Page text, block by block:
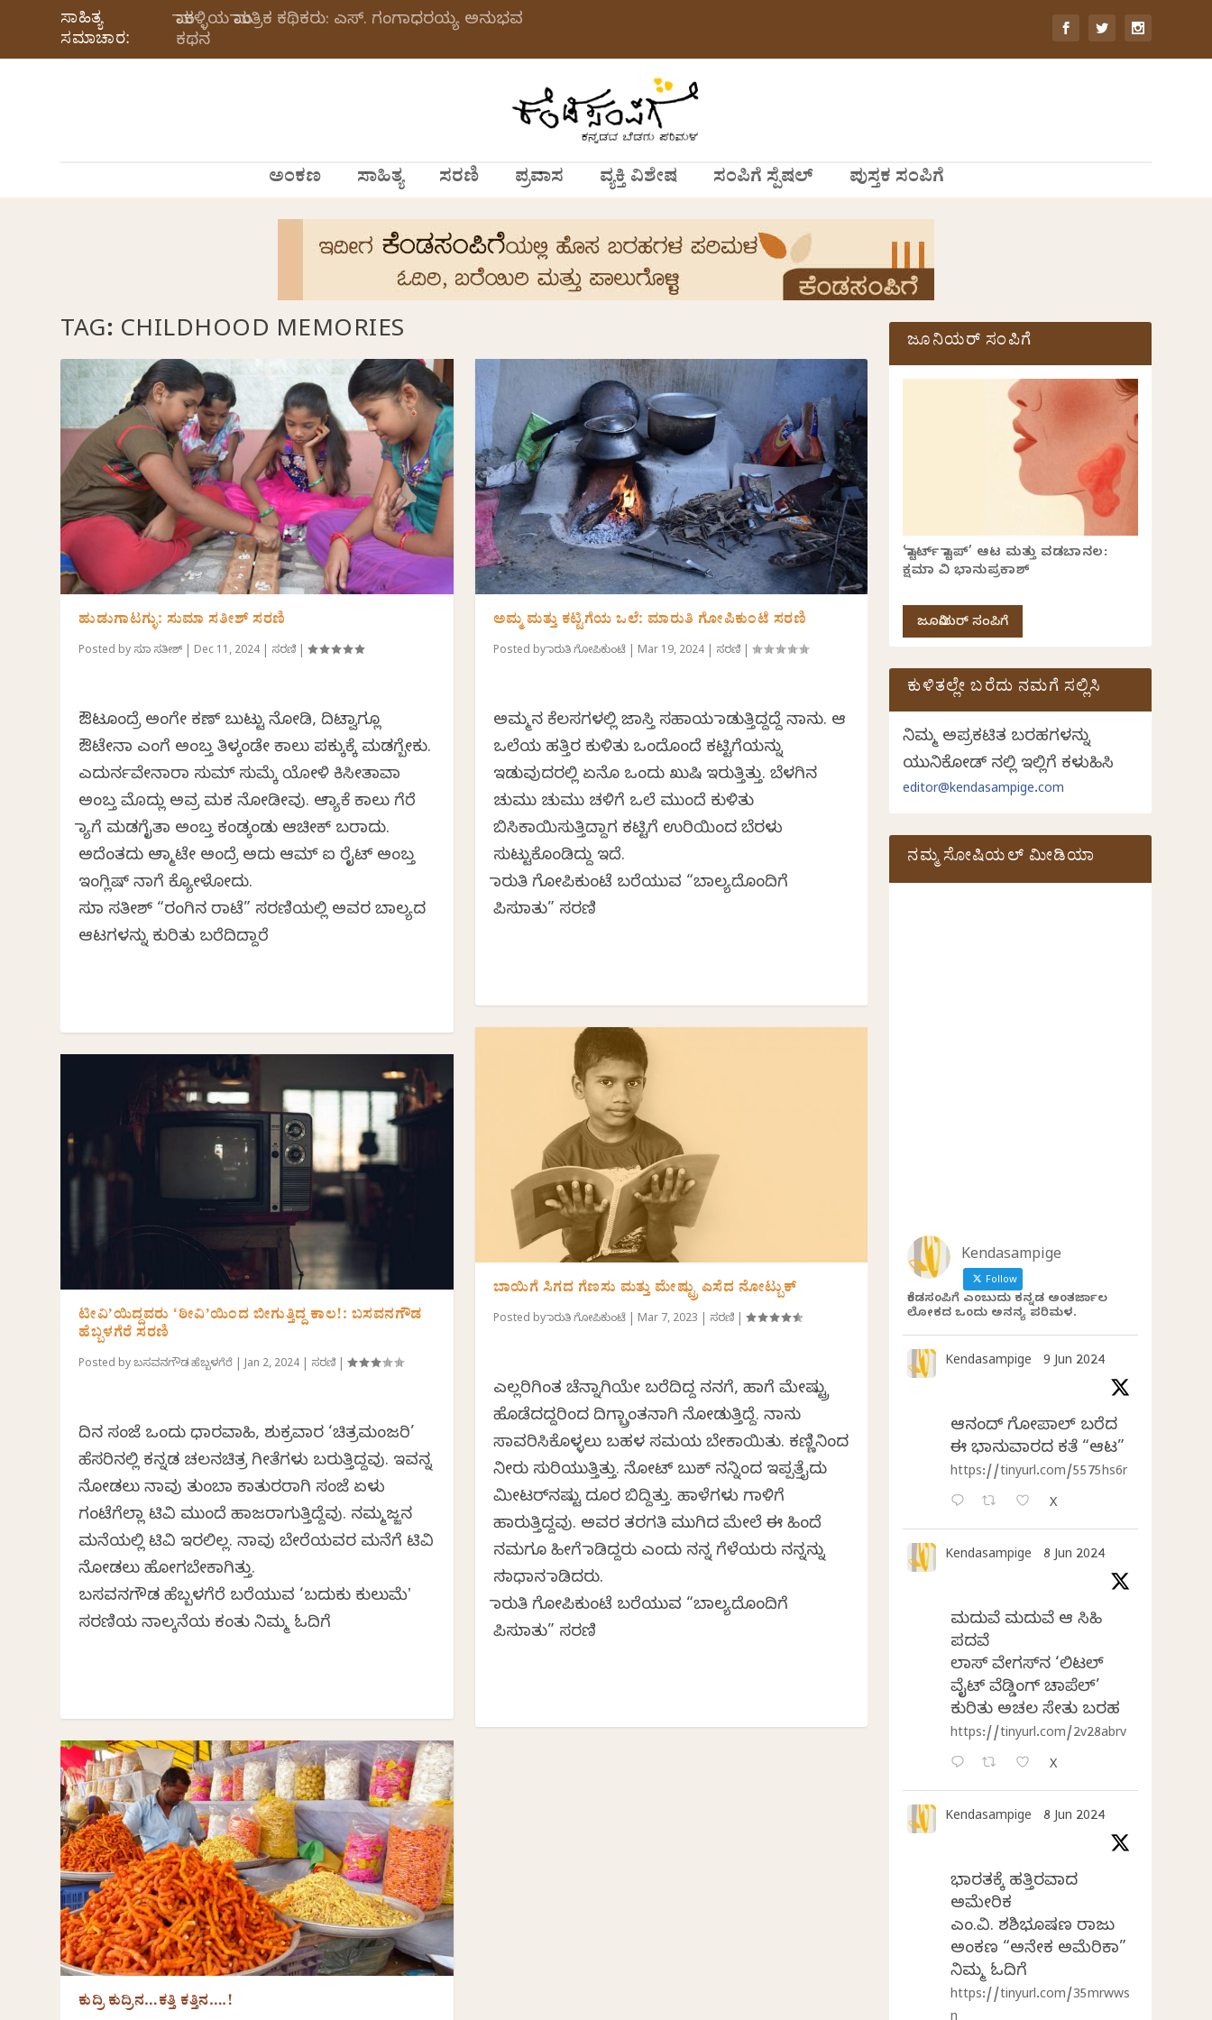
ಸಾಹಿತ್ಯ
ಸಮಾಚಾರ:
ಮಾಕಳ್ಳಿಯ ಮಾಂತ್ರಿಕ ಕಥಿಕರು: ಎಸ್. ಗಂಗಾಧರಯ್ಯ ಅನುಭವ
ಕಥನ
ಅಂಕಣ ಸಾಹಿತ್ಯ ಸರಣಿ ಪ್ರವಾಸ ವ್ಯಕ್ತಿ ವಿಶೇಷ ಸಂಪಿಗೆ ಸ್ಪೆಷಲ್ ಪುಸ್ತಕ ಸಂಪಿಗೆ
TAG: CHILDHOOD MEMORIES
ಹುಡುಗಾಟಗ್ಳು: ಸುಮಾ ಸತೀಶ್ ಸರಣಿ
Posted by ಸುಮಾ ಸತೀಶ್ Dec 11, 2024 ಸರಣಿ |
ಔಟೂಂದ್ರೆ ಅಂಗೇ ಕಣ್‌ ಬುಟ್ಟು ನೋಡಿ, ದಿಟ್ವಾಗ್ಲೂ
ಔಟೇನಾ‌ ಎಂಗೆ ಅಂಬ್ತ ತಿಳ್ಕಂಡೇ ಕಾಲು ‌ಪಕ್ಕುಕ್ಕೆ‌ ಮಡಗ್ಬೇಕು.
ಎದುರ್ನವೇನಾರಾ ಸುಮ್ ಸುಮ್ಕೆ ಯೋಳಿ ಕಿಸೀತಾವಾ
ಅಂಬ್ತ ಮೊದ್ಲು ಅವ್ರ ಮಕ ನೋಡೀವು. ಆಮ್ಯಾಕೆ ಕಾಲು ಗೆರೆ‌
ಮ್ಯಾಗೆ ಮಡಗೈತಾ ಅಂಬ್ತ ಕಂಡ್ಕಂಡು ಆಚೀಕ್ ಬರಾದು.
ಅದೆಂತದು ಅಮ್ಮಾಟೇ‌ ಅಂದ್ರೆ ಅದು ಆಮ್‌ ಐ ರೈಟ್ ಅಂಬ್ತ
ಇಂಗ್ಲಿಷ್ ‌ನಾಗೆ ಕ್ಯೋಳೋದು.
ಸುಮಾ ಸತೀಶ್ “ರಂಗಿನ ರಾಟೆ” ಸರಣಿಯಲ್ಲಿ ಅವರ ಬಾಲ್ಯದ
ಆಟಗಳನ್ನು ಕುರಿತು ಬರೆದಿದ್ದಾರೆ
ಟೀವಿ’ಯಿದ್ದವರು ‘ಠೀವಿ’ಯಿಂದ ಬೀಗುತ್ತಿದ್ದ ಕಾಲ!: ಬಸವನಗೌಡ
ಹೆಬ್ಬಳಗೆರೆ ಸರಣಿ
Posted byಬಸವನಗೌಡ ಹೆಬ್ಬಳಗೆರೆ |Jan 2, 2024 ಸರಣಿ |
ದಿನ ಸಂಜೆ ಒಂದು‌ ಧಾರವಾಹಿ, ಶುಕ್ರವಾರ ‘ಚಿತ್ರಮಂಜರಿ’
ಹೆಸರಿನಲ್ಲಿ‌ ಕನ್ನಡ ಚಲನಚಿತ್ರ ಗೀತೆಗಳು ಬರುತ್ತಿದ್ದವು. ಇವನ್ನ
ನೋಡಲು ನಾವು ತುಂಬಾ ಕಾತುರರಾಗಿ ಸಂಜೆ ಏಳು
ಗಂಟೆಗೆಲ್ಲಾ ಟಿವಿ ಮುಂದೆ ಹಾಜರಾಗುತ್ತಿದ್ದೆವು. ನಮ್ಮಜ್ಜನ
ಮನೆಯಲ್ಲಿ ಟಿವಿ ಇರಲಿಲ್ಲ. ನಾವು ಬೇರೆಯವರ ಮನೆಗೆ ಟಿವಿ‌
ನೋಡಲು ಹೋಗಬೇಕಾಗಿತ್ತು.
ಬಸವನಗೌಡ ಹೆಬ್ಬಳಗೆರೆ ಬರೆಯುವ ‘ಬದುಕು ಕುಲುಮೆʼ
ಸರಣಿಯ ನಾಲ್ಕನೆಯ ಕಂತು ನಿಮ್ಮ ಓದಿಗೆ
ಕುದ್ರಿ ಕುದ್ರಿನ…ಕತ್ತಿ ಕತ್ತಿನ….!
ಅಮ್ಮ ಮತ್ತು ಕಟ್ಟಿಗೆಯ ಒಲೆ: ಮಾರುತಿ ಗೋಪಿಕುಂಟೆ ಸರಣಿ
Posted byಮಾರುತಿ ಗೋಪಿಕುಂಟೆ| Mar 19, 2024| ಸರಣಿ|
ಅಮ್ಮನ ಕೆಲಸಗಳಲ್ಲಿ ಜಾಸ್ತಿ ಸಹಾಯ ಮಾಡುತ್ತಿದ್ದದ್ದೆ ನಾನು. ಆ
ಒಲೆಯ ಹತ್ತಿರ ಕುಳಿತು ಒಂದೊಂದೆ ಕಟ್ಟಿಗೆಯನ್ನು
ಇಡುವುದರಲ್ಲಿ ಏನೊ ಒಂದು ಖುಷಿ ಇರುತ್ತಿತ್ತು. ಬೆಳಗಿನ
ಚುಮು ಚುಮು ಚಳಿಗೆ ಒಲೆ ಮುಂದೆ ಕುಳಿತು
ಬಿಸಿಕಾಯಿಸುತ್ತಿದ್ದಾಗ ಕಟ್ಟಿಗೆ ಉರಿಯಿಂದ ಬೆರಳು
ಸುಟ್ಟುಕೊಂಡಿದ್ದು ಇದೆ.
ಮಾರುತಿ ಗೋಪಿಕುಂಟೆ ಬರೆಯುವ “ಬಾಲ್ಯದೊಂದಿಗೆ
ಪಿಸುಮಾತು” ಸರಣಿ
ಬಾಯಿಗೆ ಸಿಗದ ಗೆಣಸು ಮತ್ತು ಮೇಷ್ಟ್ರು ಎಸೆದ ನೋಟ್ಬುಕ್
Posted byಮಾರುತಿ ಗೋಪಿಕುಂಟೆ| Mar 7, 2023 ಸರಣಿ|
ಎಲ್ಲರಿಗಿಂತ ಚೆನ್ನಾಗಿಯೇ ಬರೆದಿದ್ದ ನನಗೆ, ಹಾಗೆ ಮೇಷ್ಟ್ರು
ಹೊಡೆದದ್ದರಿಂದ ದಿಗ್ಬ್ರಾಂತನಾಗಿ ನೋಡುತ್ತಿದ್ದೆ. ನಾನು
ಸಾವರಿಸಿಕೊಳ್ಳಲು ಬಹಳ ಸಮಯ ಬೇಕಾಯಿತು. ಕಣ್ಣಿನಿಂದ
ನೀರು ಸುರಿಯುತ್ತಿತ್ತು. ನೋಟ್ ಬುಕ್ ನನ್ನಿಂದ ಇಪ್ಪತ್ತೈದು
ಮೀಟರ್‌ನಷ್ಟು ದೂರ ಬಿದ್ದಿತ್ತು. ಹಾಳೆಗಳು ಗಾಳಿಗೆ
ಹಾರುತ್ತಿದ್ದವು. ಅವರ ತರಗತಿ ಮುಗಿದ ಮೇಲೆ ಈ ಹಿಂದೆ
ನಮಗೂ ಹೀಗೆ ಮಾಡಿದ್ದರು ಎಂದು ನನ್ನ ಗೆಳೆಯರು ನನ್ನನ್ನು
ಸಮಾಧಾನ ಮಾಡಿದರು.
ಮಾರುತಿ ಗೋಪಿಕುಂಟೆ ಬರೆಯುವ “ಬಾಲ್ಯದೊಂದಿಗೆ
ಪಿಸುಮಾತು” ಸರಣಿ
ಜೂನಿಯರ್ ಸಂಪಿಗೆ
‘ಸ್ಟಾರ್ಟ್ ಸ್ಟಾಪ್’ ಆಟ ಮತ್ತು ವಡಬಾನಲ:
ಕ್ಷಮಾ ವಿ ಭಾನುಪ್ರಕಾಶ್
ಜೂನಿಯರ್ ಸಂಪಿಗೆ
ಕುಳಿತಲ್ಲೇ ಬರೆದು ನಮಗೆ ಸಲ್ಲಿಸಿ
ನಿಮ್ಮ ಅಪ್ರಕಟಿತ ಬರಹಗಳನ್ನು
ಯುನಿಕೋಡ್ ನಲ್ಲಿ ಇಲ್ಲಿಗೆ ಕಳುಹಿಸಿ
editor@kendasampige.com
ನಮ್ಮ ಸೋಷಿಯಲ್‌ ಮೀಡಿಯಾ
Kendasampige
Follow
ಕೆಂಡಸಂಪಿಗೆ ಎಂಬುದು ಕನ್ನಡ ಅಂತರ್ಜಾಲ
ಲೋಕದ ಒಂದು ಅನನ್ಯ ಪರಿಮಳ.
Kendasampige 9 Jun 2024
ಆನಂದ್‌ ಗೋಪಾಲ್‌ ಬರೆದ
ಈ ಭಾನುವಾರದ ಕತೆ “ಆಟ”
https://tinyurl.com/5575hs6r
X
Kendasampige 8 Jun 2024
ಮದುವೆ ಮದುವೆ ಆ ಸಿಹಿ
ಪದವೆ
ಲಾಸ್‌ ವೇಗಸ್‌ನ ‘ಲಿಟಲ್
ವೈಟ್ ವೆಡ್ಡಿಂಗ್ ಚಾಪೆಲ್’
ಕುರಿತು ಅಚಲ ಸೇತು ಬರಹ
https://tinyurl.com/2v28abrv
X
Kendasampige 8 Jun 2024
ಭಾರತಕ್ಕೆ ಹತ್ತಿರವಾದ
ಅಮೇರಿಕ
ಎಂ.ವಿ. ಶಶಿಭೂಷಣ ರಾಜು
ಅಂಕಣ “ಅನೇಕ ಅಮೆರಿಕಾ”
ನಿಮ್ಮ ಓದಿಗೆ
https://tinyurl.com/35mrwws